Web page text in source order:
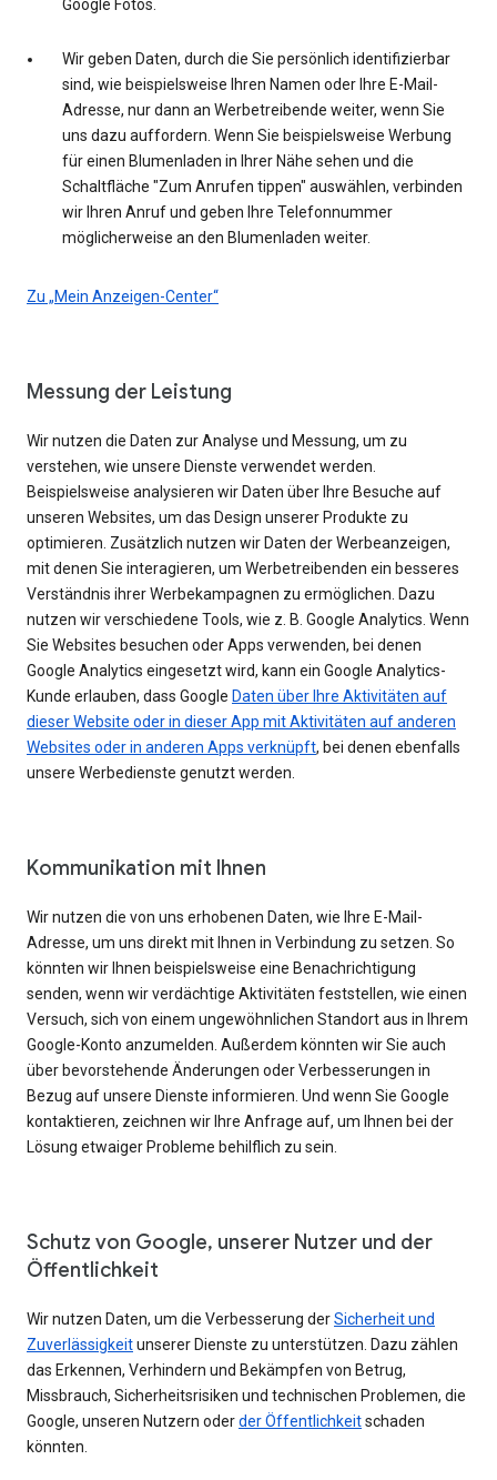
Google Fotos.
Wir geben Daten, durch die Sie persönlich identifizierbar
sind, wie beispielsweise Ihren Namen oder Ihre E-Mail-
Adresse, nur dann an Werbetreibende weiter, wenn Sie
uns dazu auffordern. Wenn Sie beispielsweise Werbung
für einen Blumenladen in Ihrer Nähe sehen und die
Schaltfläche "Zum Anrufen tippen" auswählen, verbinden
wir Ihren Anruf und geben Ihre Telefonnummer
möglicherweise an den Blumenladen weiter.
Zu „Mein Anzeigen-Center“
Messung der Leistung
Wir nutzen die Daten zur Analyse und Messung, um zu
verstehen, wie unsere Dienste verwendet werden.
Beispielsweise analysieren wir Daten über Ihre Besuche auf
unseren Websites, um das Design unserer Produkte zu
optimieren. Zusätzlich nutzen wir Daten der Werbeanzeigen,
mit denen Sie interagieren, um Werbetreibenden ein besseres
Verständnis ihrer Werbekampagnen zu ermöglichen. Dazu
nutzen wir verschiedene Tools, wie z. B. Google Analytics. Wenn
Sie Websites besuchen oder Apps verwenden, bei denen
Google Analytics eingesetzt wird, kann ein Google Analytics-
Kunde erlauben, dass Google Daten über Ihre Aktivitäten auf
dieser Website oder in dieser App mit Aktivitäten auf anderen
Websites oder in anderen Apps verknüpft, bei denen ebenfalls
unsere Werbedienste genutzt werden.
Kommunikation mit Ihnen
Wir nutzen die von uns erhobenen Daten, wie Ihre E-Mail-
Adresse, um uns direkt mit Ihnen in Verbindung zu setzen. So
könnten wir Ihnen beispielsweise eine Benachrichtigung
senden, wenn wir verdächtige Aktivitäten feststellen, wie einen
Versuch, sich von einem ungewöhnlichen Standort aus in Ihrem
Google-Konto anzumelden. Außerdem könnten wir Sie auch
über bevorstehende Änderungen oder Verbesserungen in
Bezug auf unsere Dienste informieren. Und wenn Sie Google
kontaktieren, zeichnen wir Ihre Anfrage auf, um Ihnen bei der
Lösung etwaiger Probleme behilflich zu sein.
Schutz von Google, unserer Nutzer und der
Öffentlichkeit
Wir nutzen Daten, um die Verbesserung derSicherheit und
Zuverlässigkeitunserer Dienste zu unterstützen. Dazu zählen
das Erkennen, Verhindern und Bekämpfen von Betrug,
Missbrauch, Sicherheitsrisiken und technischen Problemen, die
Google, unseren Nutzern oderder Öffentlichkeitschaden
könnten.